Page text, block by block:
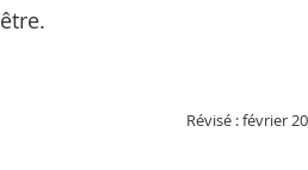
Révisé : février